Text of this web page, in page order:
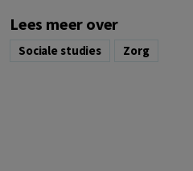
Lees meer over
Sociale studies Zorg